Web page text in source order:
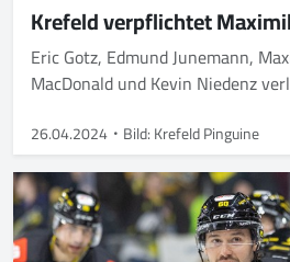
Krefeld verpflichtet
Eric Gotz, Edmund Junemann,
MacDonald und Kevin Niedenz
26.04.2024 Bild: Krefeld Pinguine